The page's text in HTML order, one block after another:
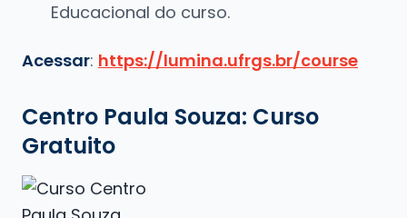
Educacional do curso.
Acessar: https://lumina.ufrgs.br/course
Centro Paula Souza: Curso
Gratuito